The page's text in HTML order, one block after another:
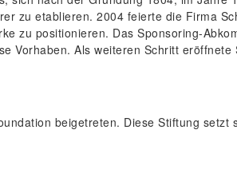
zu etablieren. 2004 feierte die Firma
zu positionieren. Das Sponsoring-
Vorhaben. Als weiteren Schritt
beigetreten. Diese Stiftung setzt